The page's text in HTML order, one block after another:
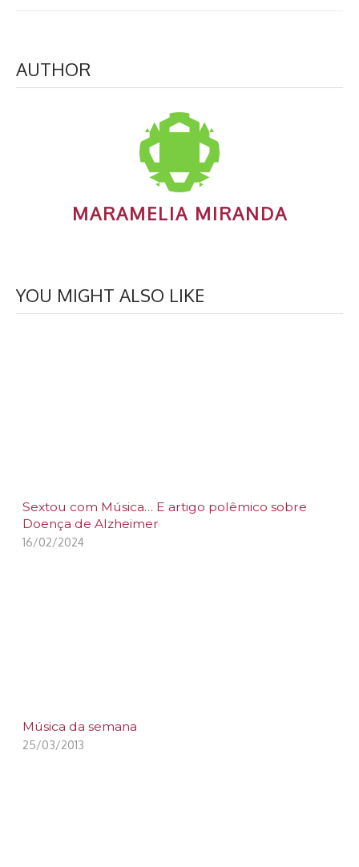
AUTHOR
MARAMELIA MIRANDA
YOU MIGHT ALSO LIKE
Sextou com Música… E artigo polêmico sobre
Doença de Alzheimer
16/02/2024
Música da semana
25/03/2013